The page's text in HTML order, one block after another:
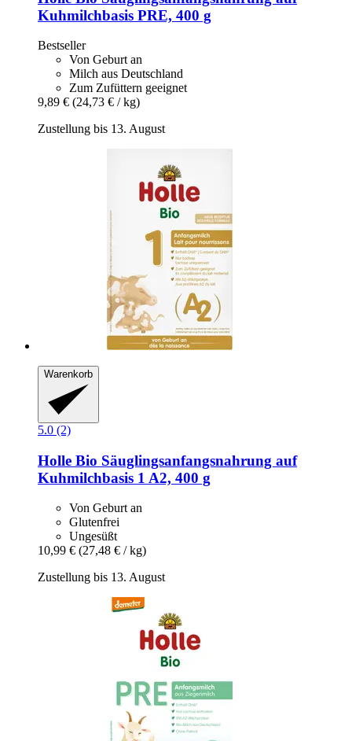
Kuhmilchbasis PRE, 400 g
Bestseller
Von Geburt an
Milch aus Deutschland
Zum Zufüttern geeignet
9,89 € (24,73 € / kg)
Zustellung bis 13. August
Warenkorb
5.0 (2)
Holle Bio Säuglingsanfangsnahrung auf
Kuhmilchbasis 1 A2, 400 g
Von Geburt an
Glutenfrei
Ungesüßt
10,99 € (27,48 € / kg)
Zustellung bis 13. August